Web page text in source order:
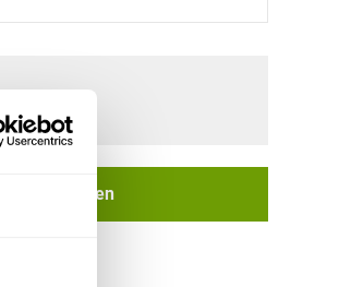
In winkelwagen